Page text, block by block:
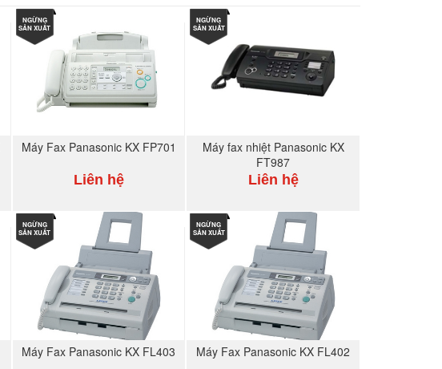
NGỪNG
SẢN XUẤT
Máy Fax Panasonic KX FP701
Liên hệ
MUA NGAY
NGỪNG
SẢN XUẤT
Máy fax nhiệt Panasonic KX
FT987
Liên hệ
MUA NGAY
NGỪNG
SẢN XUẤT
Máy Fax Panasonic KX FL403
NGỪNG
SẢN XUẤT
Máy Fax Panasonic KX FL402